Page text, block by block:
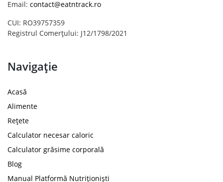
Email: contact@eatntrack.ro
CUI: RO39757359
Registrul Comerțului: J12/1798/2021
Navigație
Acasă
Alimente
Rețete
Calculator necesar caloric
Calculator grăsime corporală
Blog
Manual Platformă Nutriționiști